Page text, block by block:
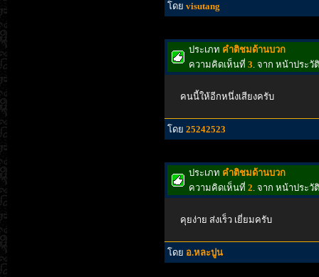
โดย visutang
ประเภท คำติชมด้านบวก
ความคิดเห็นที่ 3. จาก หน้าประ
คนนี้ให้อีกหนึ่งเสียงครับ
โดย 25242523
ประเภท คำติชมด้านบวก
ความคิดเห็นที่ 2. จาก หน้าประ
คุยง่าย ส่งเร็ว เยี่ยมครับ
โดย อ.หละปูน